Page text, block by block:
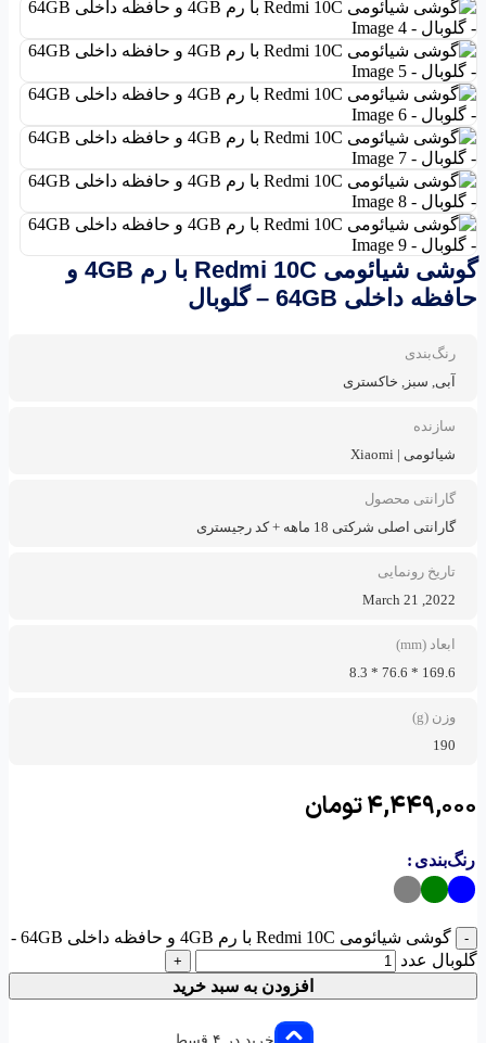
گوشی شیائومی Redmi 10C با رم 4GB و
حافظه داخلی 64GB – گلوبال
رنگ‌بندی
آبی, سبز, خاکستری
سازنده
شیائومی | Xiaomi
گارانتی محصول
گارانتی اصلی شرکتی 18 ماهه + کد رجیستری
تاریخ رونمایی
2022, March 21
ابعاد (mm)
169.6 * 76.6 * 8.3
وزن (g)
190
۴,۴۴۹,۰۰۰تومان
رنگ‌بندی
-
گوشی شیائومی Redmi 10C با رم 4GB و حافظه داخلی 64GB -
گلوبال عدد
+
افزودن به سبد خرید